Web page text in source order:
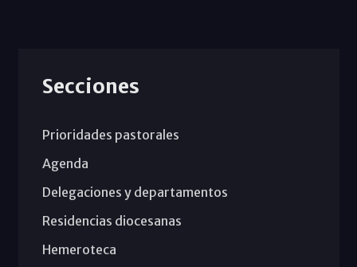
Secciones
Prioridades pastorales
Agenda
Delegaciones y departamentos
Residencias diocesanas
Hemeroteca